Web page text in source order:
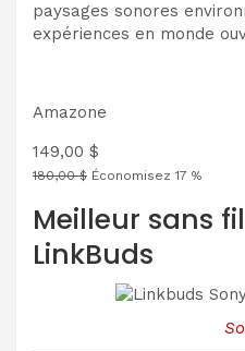
paysages sonores
expériences en monde
Amazone
149,00 $
180,00 $ Économisez 17 %
Meilleur sans
LinkBuds